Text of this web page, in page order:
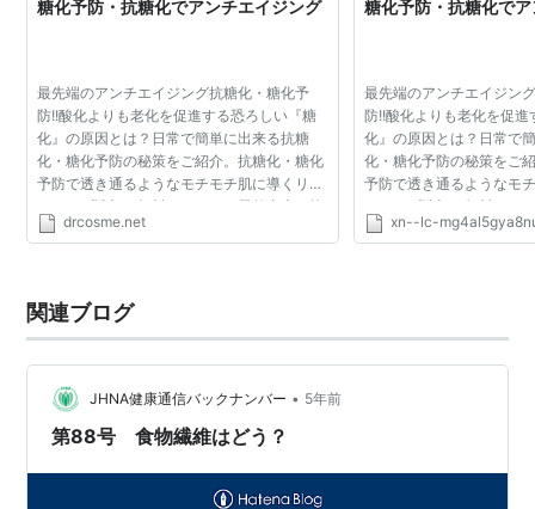
糖化予防・抗糖化でアンチエイジング
最先端のアンチエイジング抗糖化・糖化予
防!!酸化よりも老化を促進する恐ろしい『糖
化』の原因とは？日常で簡単に出来る抗糖
化・糖化予防の秘策をご紹介。抗糖化・糖化
予防で透き通るようなモチモチ肌に導くリフ
トアップ洗顔の無料レッスンも天然由来の抗
糖化成分配合石鹸で 糖化予防しながらアンチ
drcosme.net
糖化予防・抗糖化で
最先端のアンチエイジン
防!!酸化よりも老化を促
化』の原因とは？日常で
化・糖化予防の秘策をご
予防で透き通るようなモ
トアップ洗顔の無料レッ
糖化成分配合石鹸で 糖化
xn--lc-
関連ブログ
JHNA健康通信バックナンバー • 5年前
第88号 食物繊維はどう？